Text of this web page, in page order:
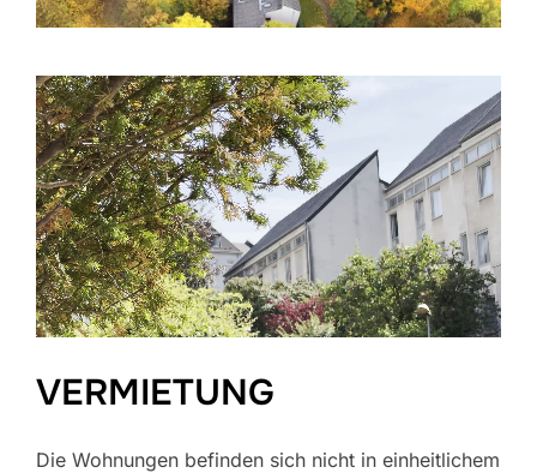
VERMIETUNG
Die Wohnungen befinden sich nicht in einheitlichem